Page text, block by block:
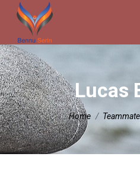
Lucas
Je bent hier:
Home Teammate